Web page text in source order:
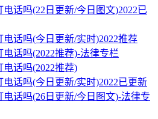
话吗(22日更新/今日图文)2022已
电话吗(今日更新/实时)2022推荐
话吗(2022推荐)-法律专栏
话吗(2022推荐)
电话吗(今日更新/实时)2022已更新
电话吗(26日更新/今日图文)-法律专